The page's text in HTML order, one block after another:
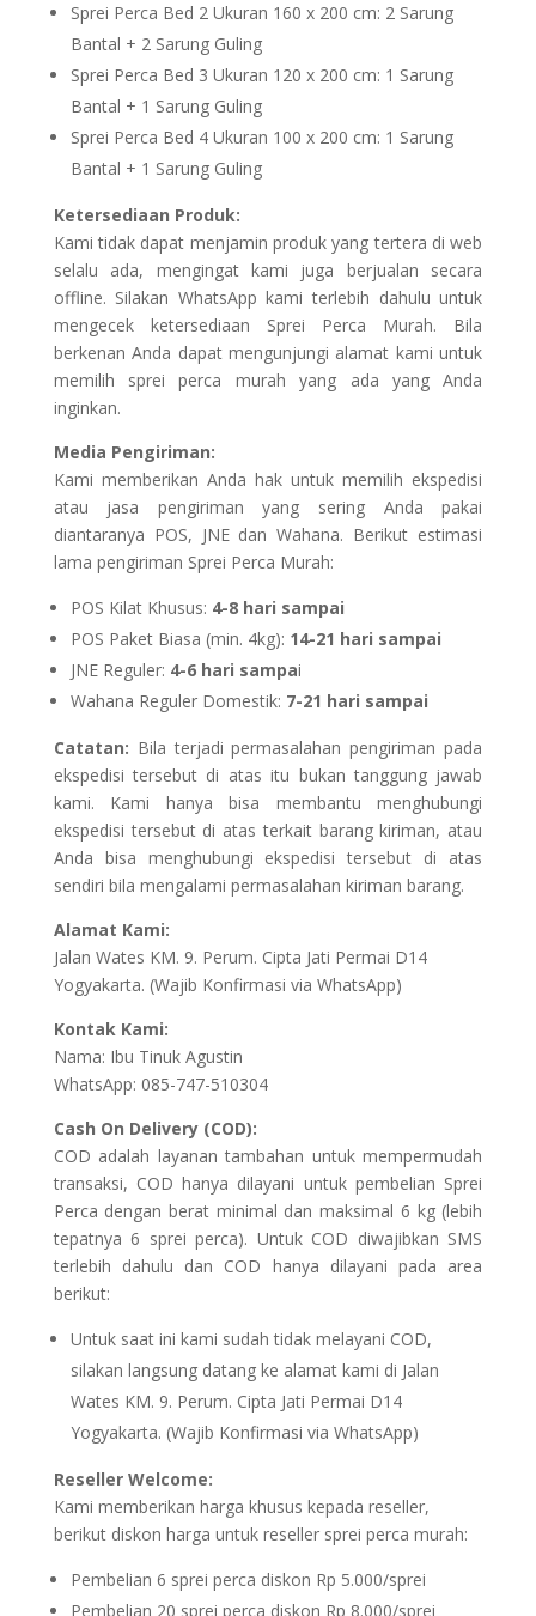
Sprei Perca Bed 2 Ukuran 160 x 200 cm: 2 Sarung
Bantal + 2 Sarung Guling
Sprei Perca Bed 3 Ukuran 120 x 200 cm: 1 Sarung
Bantal + 1 Sarung Guling
Sprei Perca Bed 4 Ukuran 100 x 200 cm: 1 Sarung
Bantal + 1 Sarung Guling
Ketersediaan Produk:
Kami tidak dapat menjamin produk yang tertera di web
selalu ada, mengingat kami juga berjualan secara
offline. Silakan WhatsApp kami terlebih dahulu untuk
mengecek ketersediaan Sprei Perca Murah. Bila
berkenan Anda dapat mengunjungi alamat kami untuk
memilih sprei perca murah yang ada yang Anda
inginkan.
Media Pengiriman:
Kami memberikan Anda hak untuk memilih ekspedisi
atau jasa pengiriman yang sering Anda pakai
diantaranya POS, JNE dan Wahana. Berikut estimasi
lama pengiriman Sprei Perca Murah:
POS Kilat Khusus: 4-8 hari sampai
POS Paket Biasa (min. 4kg): 14-21 hari sampai
JNE Reguler: 4-6 hari sampai
Wahana Reguler Domestik: 7-21 hari sampai
Catatan: Bila terjadi permasalahan pengiriman pada
ekspedisi tersebut di atas itu bukan tanggung jawab
kami. Kami hanya bisa membantu menghubungi
ekspedisi tersebut di atas terkait barang kiriman, atau
Anda bisa menghubungi ekspedisi tersebut di atas
sendiri bila mengalami permasalahan kiriman barang.
Alamat Kami:
Jalan Wates KM. 9. Perum. Cipta Jati Permai D14
Yogyakarta. (Wajib Konfirmasi via WhatsApp)
Kontak Kami:
Nama: Ibu Tinuk Agustin
WhatsApp: 085-747-510304
Cash On Delivery (COD):
COD adalah layanan tambahan untuk mempermudah
transaksi, COD hanya dilayani untuk pembelian Sprei
Perca dengan berat minimal dan maksimal 6 kg (lebih
tepatnya 6 sprei perca). Untuk COD diwajibkan SMS
terlebih dahulu dan COD hanya dilayani pada area
berikut:
Untuk saat ini kami sudah tidak melayani COD,
silakan langsung datang ke alamat kami di Jalan
Wates KM. 9. Perum. Cipta Jati Permai D14
Yogyakarta. (Wajib Konfirmasi via WhatsApp)
Reseller Welcome:
Kami memberikan harga khusus kepada reseller,
berikut diskon harga untuk reseller sprei perca murah:
Pembelian 6 sprei perca diskon Rp 5.000/sprei
Pembelian 20 sprei perca diskon Rp 8.000/sprei